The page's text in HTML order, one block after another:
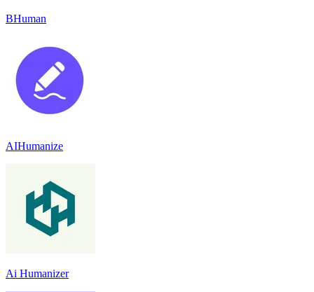
BHuman
AIHumanize
Ai Humanizer